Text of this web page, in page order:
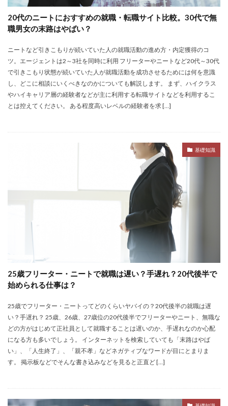
20代のニートにおすすめの就職・転職サイト比較。30代で無
職男女の末路はやばい？
ニートなど引きこもりが続いていた人の就職活動の進め方・内定獲得のコ
ツ。エージェントは2～3社を同時に利用 フリーターやニートなど20代～30代
で引きこもり状態が続いていた人が就職活動を成功させるためには何を意識
し、どこに相談にいくべきなのかについても解説します。 まず、ハイクラス
やハイキャリア層の経験者などが主に利用する転職サイトなどを利用するこ
とは控えてください。 ある程度高いレベルの経験者を求 […]
基礎知識
25歳フリーター・ニートで就職は遅い？手遅れ？20代後半で
始められる仕事は？
25歳でフリーター・ニートってどのくらいヤバイの？20代後半の就職は遅
い？手遅れ？ 25歳、26歳、27歳位の20代後半でフリーターやニート、無職な
どの方がはじめて正社員として就職することは遅いのか、手遅れなのか心配
になる方も多いでしょう。 インターネットを検索していても「末路はやば
い」、「人生終了」、「親不孝」などネガティブなワードが目にとまりま
す。 掲示板などでそんな書き込みなどを見ると正直ど […]
アスリートエージェント
アカリクWEB
webマーケティング
WEBテスト
UZUZ
URL unistyle
インターンシップガイド
ウズキャリ
TSUNORU
キャリch
キャンパスキャリア
キャリチャン
キャリアチケットスカウト
キャリアチケット
キャリアスタート
キミスカ
かからない大学
オファーサービス
おすすめ
エントリーシート
Career Select
7月
dodaキャンパス
20万 2025卒
2024卒
2024
2023
Sier
JOBTV
SE Re就活
Premiumスカウト
pacebox
ONECAREER OfferBox
NNT
Meets Company
Maenomery JobSpring
ES
JOBRASS新卒
JAIC IT求人ナビ